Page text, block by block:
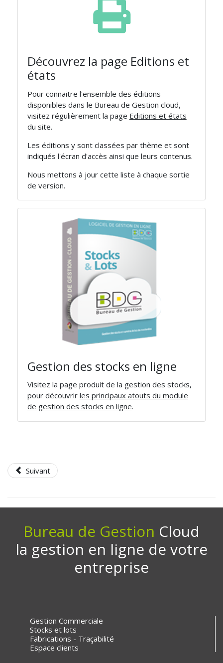
Découvrez la page Editions et
états
Pour connaitre l'ensemble des éditions
disponibles dans le Bureau de Gestion cloud,
visitez régulièrement la page Editions et états
du site.
Les éditions y sont classées par thème et sont
indiqués l'écran d'accès ainsi que leurs contenus.
Nous mettons à jour cette liste à chaque sortie
de version.
Gestion des stocks en ligne
Visitez la page produit de la gestion des stocks,
pour découvrir les principaux atouts du module
de gestion des stocks en ligne.
Suivant
Bureau de Gestion Cloud
la gestion en ligne de votre
entreprise
Gestion Commerciale
Stocks et lots
Fabrications - Traçabilité
Espace clients